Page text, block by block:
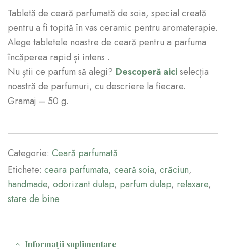
Tabletă de ceară parfumată de soia, special creată
pentru a fi topită în vas ceramic pentru aromaterapie.
Alege tabletele noastre de ceară pentru a parfuma
încăperea rapid și intens .
Nu știi ce parfum să alegi? Descoperă aiciselecția
noastră de parfumuri, cu descriere la fiecare.
Gramaj – 50 g.
Categorie: Ceară parfumată
Etichete: ceara parfumata, ceară soia, crăciun,
handmade, odorizant dulap, parfum dulap, relaxare,
stare de bine
Informații suplimentare